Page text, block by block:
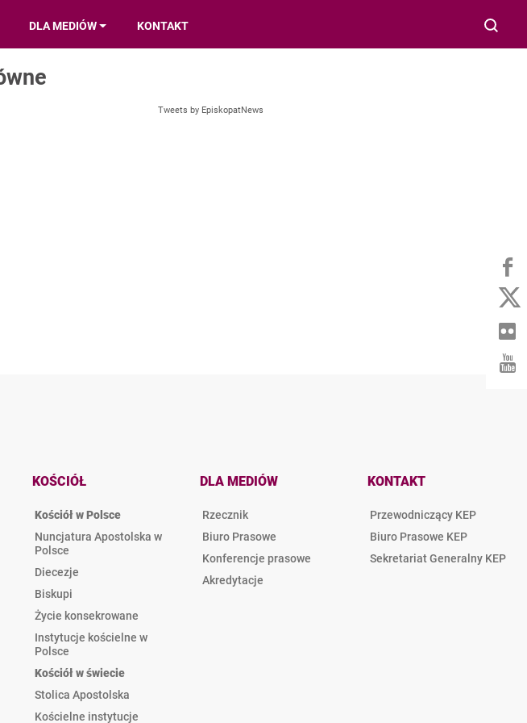
DLA MEDIÓW KONTAKT
Tweets by EpiskopatNews
KOŚCIÓŁ
Kościół w Polsce
Nuncjatura Apostolska w
Polsce
Diecezje
Biskupi
Życie konsekrowane
Instytucje kościelne w
Polsce
Kościół w świecie
Stolica Apostolska
Kościelne instytucje
DLA MEDIÓW
Rzecznik
Biuro Prasowe
Konferencje prasowe
Akredytacje
KONTAKT
Przewodniczący KEP
Biuro Prasowe KEP
Sekretariat Generalny KEP